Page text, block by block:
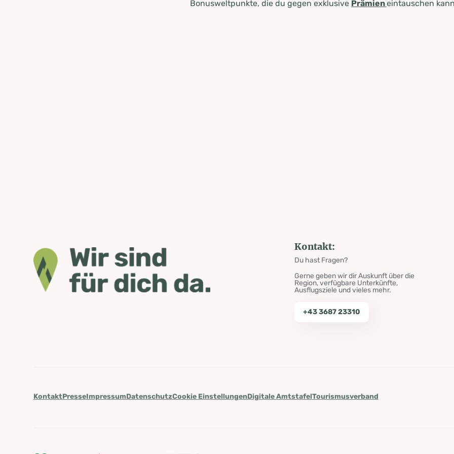
Bonusweltpunkte, die du gegen exklusive Prämieneintauschen
Kontakt:
Du hast Fragen?
Gerne geben wir dir Auskunft über die
Region, verfügbare Unterkünfte,
Ausflugsziele und vieles mehr.
+43 3687 23310
KontaktPresseImpressumDatenschutzCookie EinstellungenDigitale AmtstafelTourismusverband